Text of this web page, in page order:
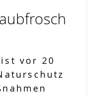
vor 20